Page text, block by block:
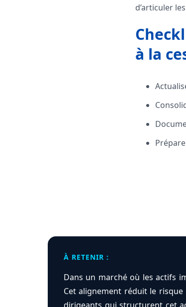
d’articuler
à la
À RETENIR :
Dans un marché où les actifs
Cet alignement réduit le